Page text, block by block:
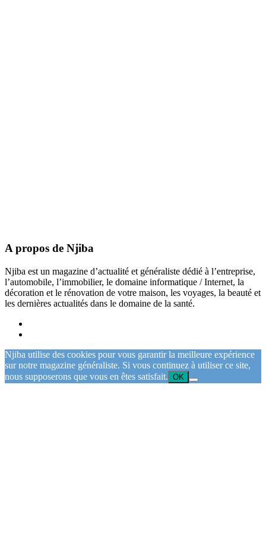
A propos de Njiba
Njiba est un magazine d’actualité et généraliste dédié à l’entreprise,
l’automobile, l’immobilier, le domaine informatique / Internet, la
décoration et le rénovation de votre maison, les voyages, la beauté et
les dernières actualités dans le domaine de la santé.
Njiba utilise des cookies pour vous garantir la meilleure expérience
sur notre magazine généraliste. Si vous continuez à utiliser ce site,
nous supposerons que vous en êtes satisfait. OK